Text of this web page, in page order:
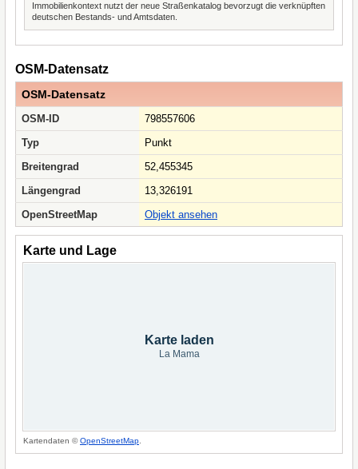
Immobilienkontext nutzt der neue Straßenkatalog bevorzugt die verknüpften
deutschen Bestands- und Amtsdaten.
OSM-Datensatz
OSM-Datensatz
OSM-ID
798557606
Typ
Punkt
Breitengrad
52,455345
Längengrad
13,326191
OpenStreetMap
Objekt ansehen
Karte und Lage
Karte laden
La Mama
Kartendaten ©OpenStreetMap